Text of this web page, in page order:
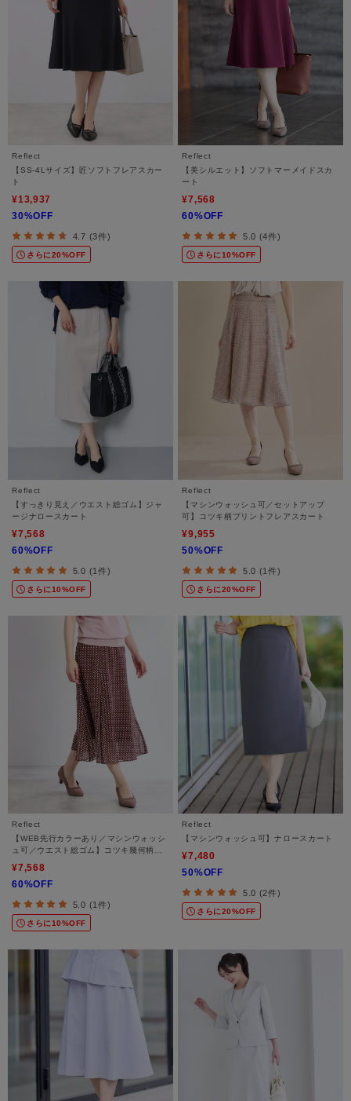
Reflect
【SS-4Lサイズ】匠ソフトフレアスカー
ト
¥13,937
30%OFF
4.7 (3件)
さらに20%OFF
Reflect
【美シルエット】ソフトマーメイドスカ
ート
¥7,568
60%OFF
5.0 (4件)
さらに10%OFF
Reflect
【すっきり見え／ウエスト総ゴム】ジャ
ージナロースカート
¥7,568
60%OFF
5.0 (1件)
さらに10%OFF
Reflect
【マシンウォッシュ可／セットアップ
可】コツキ柄プリントフレアスカート
¥9,955
50%OFF
5.0 (1件)
さらに20%OFF
Reflect
【WEB先行カラーあり／マシンウォッシ
ュ可／ウエスト総ゴム】コツキ幾何柄ロ
¥7,568
60%OFF
5.0 (1件)
さらに10%OFF
Reflect
【マシンウォッシュ可】ナロースカート
¥7,480
50%OFF
5.0 (2件)
さらに20%OFF